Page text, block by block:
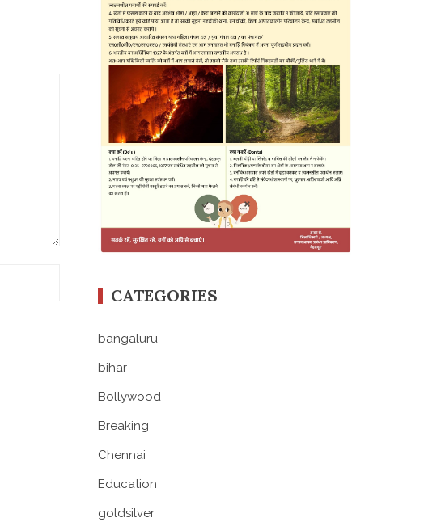
CATEGORIES
bangaluru
bihar
Bollywood
Breaking
Chennai
Education
goldsilver